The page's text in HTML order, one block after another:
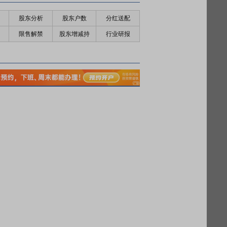
股东分析 股东户数 分红送配
限售解禁 股东增减持 行业研报